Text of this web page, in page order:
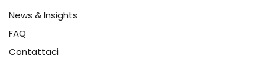
News & Insights
FAQ
Contattaci